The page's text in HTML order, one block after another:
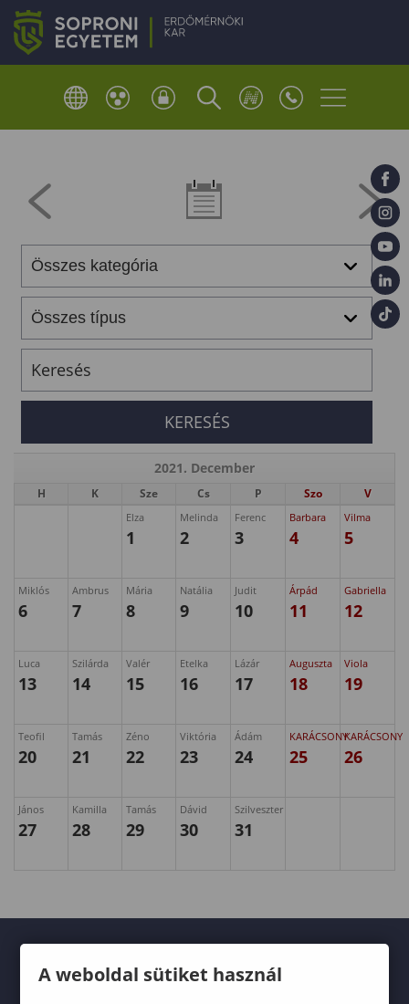
2021. December
H K Sze Cs P Szo V
Elza
1
Melinda
2
Ferenc
3
Barbara
4
Vilma
5
Miklós
6
Ambrus
7
Mária
8
Natália
9
Judit
10
Árpád
11
Gabriella
12
Luca
13
Szilárda
14
Valér
15
Etelka
16
Lázár
17
Auguszta
18
Viola
19
Teofil
20
Tamás
21
Zéno
22
Viktória
23
Ádám
24
KARÁCSONY
25
KARÁCSONY
26
János
27
Kamilla
28
Tamás
29
Dávid
30
Szilveszter
31
A weboldal sütiket használ